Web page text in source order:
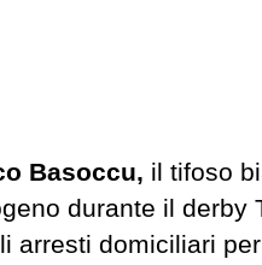
Basoccu, il tifoso
durante il derby
arresti domiciliari